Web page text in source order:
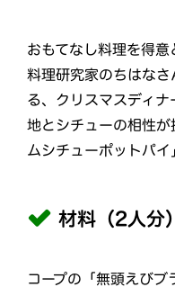
おもてなし料理を得
料理研究家のちはなさ
る、クリスマスディ
地とシチューの相性
ムシチューポットパイ
材料（2人分）
コープの「無頭えび